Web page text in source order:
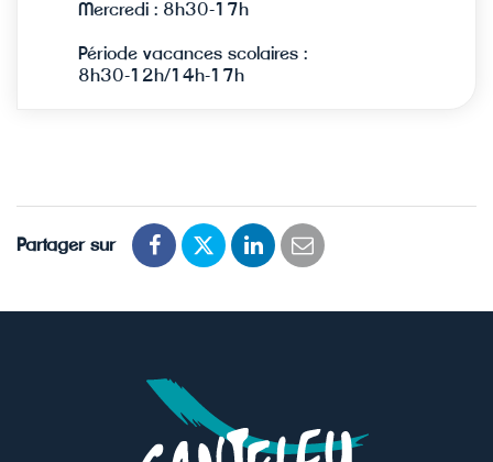
Mercredi : 8h30-17h
Période vacances scolaires :
8h30-12h/14h-17h
Partager sur
PartagerPartagerPartagerPartager